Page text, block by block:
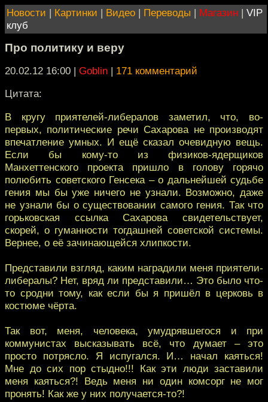
Новости | Картинки | Видео | Переводы | Магазин | VIP
клуб
Про политику и веру
20.02.12 16:00 | Goblin | 171 комментарий
Цитата:
В кругу приятелей-либералов заметил, что, во-
первых, политические речи Сахарова не производят
впечатление умных. И ещё сказал очевидную вещь.
Если бы кому-то из физиков-ядерщиков
Манхеттенского проекта пришло в голову горячо
полюбить советского Генсека – о дальнейшей судьбе
гения мы бы уже ничего не узнали. Возможно, даже
не узнали бы о существовании самого гения. Так что
горьковская ссылка Сахарова свидетельствует,
скорей, о гуманности тогдашней советской системы.
Вернее, о её зачинающейся хлипкости.
Представили взгляд, каким наградили меня приятели-
либералы? Нет, вряд ли представили… Это было что-
то сродни тому, как если бы я пришёл в церковь в
костюме чёрта.
Так вот, меня, человека, умудрявшегося и при
коммунистах высказывать всё, что думает – это
просто потрясло. Я испугался. И… начал каяться!
Мне до сих пор стыдно!!! Как эти люди заставили
меня каяться?! Ведь меня ни один комсорг не мог
пронять! Как же у них получается-то?!